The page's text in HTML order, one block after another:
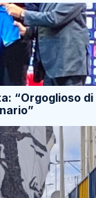
“Orgoglioso di